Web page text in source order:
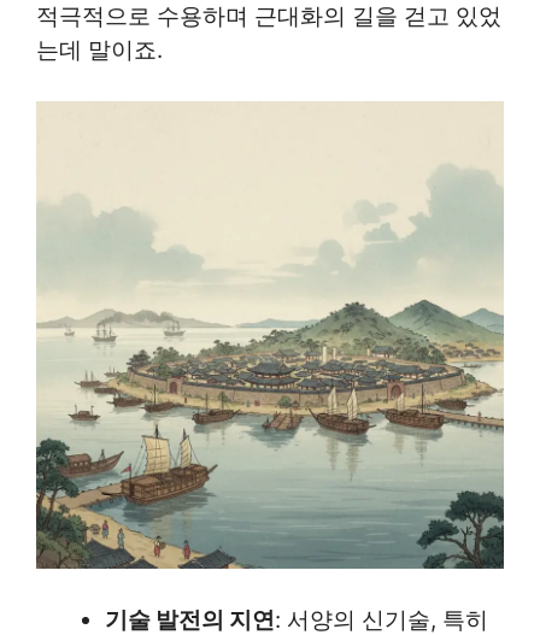
적극적으로 수용하며 근대화의 길을 걷고 있었
는데 말이죠.
기술 발전의 지연: 서양의 신기술, 특히